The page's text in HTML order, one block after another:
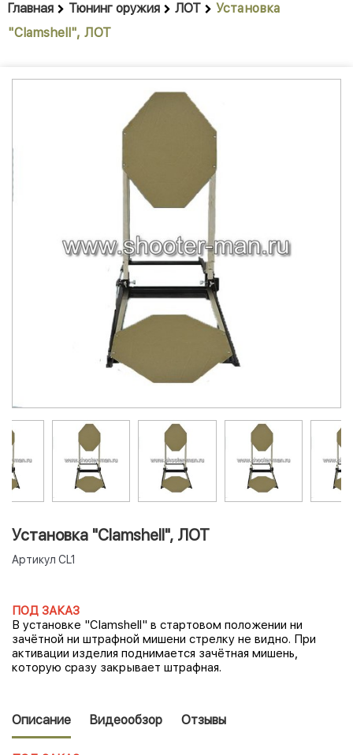
Главная Тюнинг оружия ЛОТ
Установка
"Сlamshell", ЛОТ
Установка "Сlamshell", ЛОТ
Артикул CL1
ПОД ЗАКАЗ
В установке "Сlamshell" в стартовом положении ни
зачётной ни штрафной мишени стрелку не видно. При
активации изделия поднимается зачётная мишень,
которую сразу закрывает штрафная.
Описание Видеообзор Отзывы